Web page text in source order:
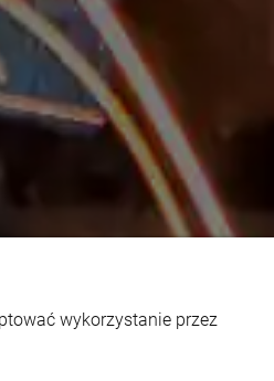
wykorzystanie przez